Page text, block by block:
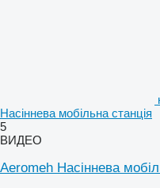
Насіннева мобільна станція
5
ВИДЕО
Aeromeh Насіннева